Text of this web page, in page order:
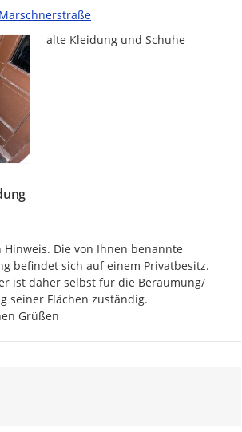
alte Kleidung und Schuhe
Erstellens
Hinweis. Die von Ihnen benannte
befindet sich auf einem Privatbesitz.
ist daher selbst für die Beräumung/
seiner Flächen zuständig.
Grüßen